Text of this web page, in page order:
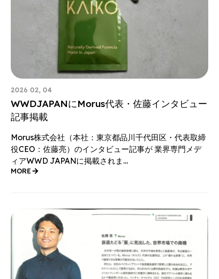
2026 02, 04
WWDJAPANにMorus代表・佐藤インタビュー
記事掲載
Morus株式会社（本社：東京都品川千代田区・代表取締
役CEO：佐藤亮）のインタビュー記事が 業界専門メデ
ィアWWD JAPANに掲載されま…
MORE